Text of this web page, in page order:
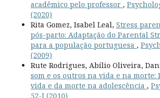
acadêmico pelo professor ,
(2020)
Rita Gomez, Isabel Leal, Stress
pós-parto: Adaptação do Parental
para a população portuguesa ,
(2009)
Rute Rodrigues, Abílio Oliveira,
som e os outros na vida e na morte:
vida e da morte na adolescência ,
52-I (2010)